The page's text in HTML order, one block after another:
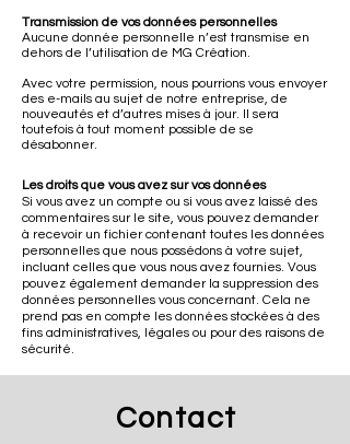
Transmission de vos données personnelles
Aucune donnée personnelle n’est transmise en
dehors de l’utilisation de MG Création.
Avec votre permission, nous pourrions vous envoyer
des e-mails au sujet de notre entreprise, de
nouveautés et d’autres mises à jour. Il sera
toutefois à tout moment possible de se
désabonner.
Les droits que vous avez sur vos données
Si vous avez un compte ou si vous avez laissé des
commentaires sur le site, vous pouvez demander
à recevoir un fichier contenant toutes les données
personnelles que nous possédons à votre sujet,
incluant celles que vous nous avez fournies. Vous
pouvez également demander la suppression des
données personnelles vous concernant. Cela ne
prend pas en compte les données stockées à des
fins administratives, légales ou pour des raisons de
sécurité.
Contact